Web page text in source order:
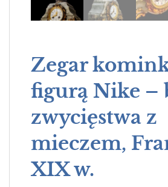
Zegar
figurą Nike –
zwycięstwa z
mieczem,
XIX w.